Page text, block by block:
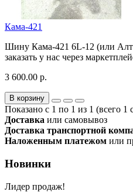
Кама-421
Шину Кама-421 6L-12 (или
заказать у нас через
3 600.00 р.
В корзину
Показано с 1 по 1 из 1 (всего 1
Доставка или самовывоз
Доставка транспортной
Наложенным платежом или
Новинки
Лидер продаж!